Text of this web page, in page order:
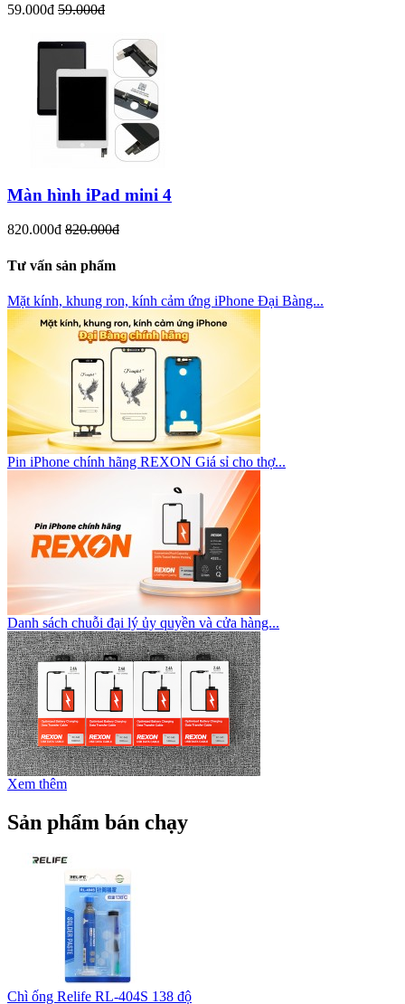
59.000đ 59.000đ
Màn hình iPad mini 4
820.000đ 820.000đ
Tư vấn sản phẩm
Mặt kính, khung ron, kính cảm ứng iPhone Đại Bàng...
Pin iPhone chính hãng REXON Giá sỉ cho thợ...
Danh sách chuỗi đại lý ủy quyền và cửa hàng...
Xem thêm
Sản phẩm bán chạy
Chì ống Relife RL-404S 138 độ